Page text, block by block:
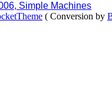
Simple Machines
( Conversion by